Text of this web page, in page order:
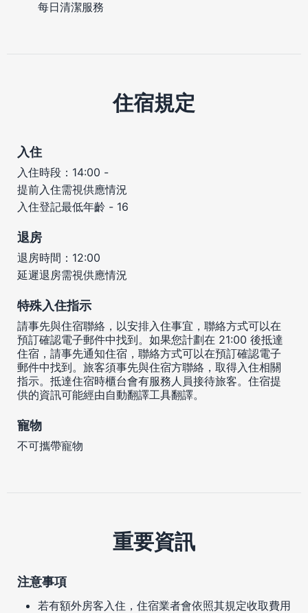
每日清潔服務
住宿規定
入住
入住時段：14:00 -
提前入住需視供應情況
入住登記最低年齡 - 16
退房
退房時間：12:00
延遲退房需視供應情況
特殊入住指示
請事先與住宿聯絡，以安排入住事宜，聯絡方式可以在
預訂確認電子郵件中找到。如果您計劃在 21:00 後抵達
住宿，請事先通知住宿，聯絡方式可以在預訂確認電子
郵件中找到。旅客須事先與住宿方聯絡，取得入住相關
指示。抵達住宿時櫃台會有服務人員接待旅客。住宿提
供的資訊可能經由自動翻譯工具翻譯。
寵物
不可攜帶寵物
重要資訊
注意事項
若有額外房客入住，住宿業者會依照其規定收取費用